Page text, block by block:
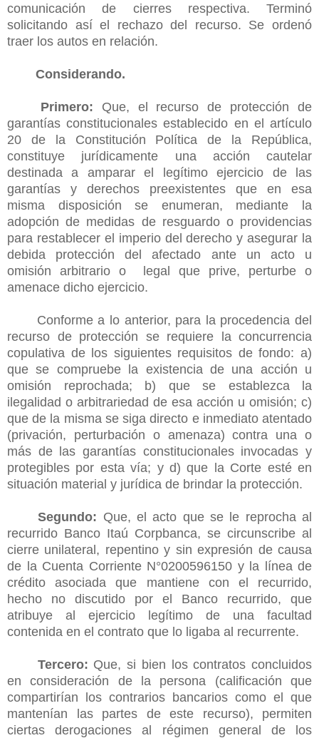
comunicación de cierres respectiva. Terminó
solicitando así el rechazo del recurso. Se ordenó
traer los autos en relación.
Considerando.
Primero: Que, el recurso de protección de
garantías constitucionales establecido en el artículo
20 de la Constitución Política de la República,
constituye jurídicamente una acción cautelar
destinada a amparar el legítimo ejercicio de las
garantías y derechos preexistentes que en esa
misma disposición se enumeran, mediante la
adopción de medidas de resguardo o providencias
para restablecer el imperio del derecho y asegurar la
debida protección del afectado ante un acto u
omisión arbitrario o legal que prive, perturbe o
amenace dicho ejercicio.
Conforme a lo anterior, para la procedencia del
recurso de protección se requiere la concurrencia
copulativa de los siguientes requisitos de fondo: a)
que se compruebe la existencia de una acción u
omisión reprochada; b) que se establezca la
ilegalidad o arbitrariedad de esa acción u omisión; c)
que de la misma se siga directo e inmediato atentado
(privación, perturbación o amenaza) contra una o
más de las garantías constitucionales invocadas y
protegibles por esta vía; y d) que la Corte esté en
situación material y jurídica de brindar la protección.
Segundo: Que, el acto que se le reprocha al
recurrido Banco Itaú Corpbanca, se circunscribe al
cierre unilateral, repentino y sin expresión de causa
de la Cuenta Corriente N°0200596150 y la línea de
crédito asociada que mantiene con el recurrido,
hecho no discutido por el Banco recurrido, que
atribuye al ejercicio legítimo de una facultad
contenida en el contrato que lo ligaba al recurrente.
Tercero: Que, si bien los contratos concluidos
en consideración de la persona (calificación que
compartirían los contrarios bancarios como el que
mantenían las partes de este recurso), permiten
ciertas derogaciones al régimen general de los